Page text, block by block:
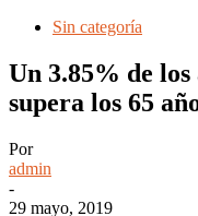
Sin categoría
Un 3.85% de los
supera los 65
Por
admin
-
29 mayo, 2019